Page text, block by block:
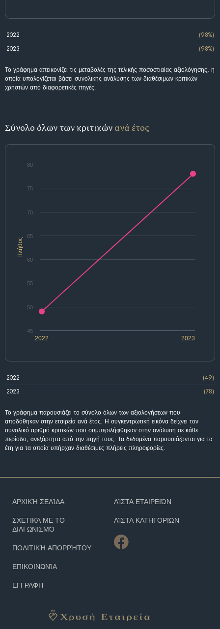
2022
(98%)
2023
(98%)
Το γράφημα απεικονίζει τις μεταβολές της τελικής ποσοστιαίας αξιολόγησης, η
οποία υπολογίζεται βάσει συνολικής ανάλυσης των διαθέσιμων κριτικών
χρηστών από διαφορετικές πηγές.
Σύνολο όλων των κριτικών ανά έτος
Πλήθος
2022 2023
45
50
55
60
65
70
75
80
2022
(49)
2023
(78)
Το γράφημα παρουσιάζει το σύνολο όλων των αξιολογήσεων που
αποδόθηκαν στην εταιρεία ανά έτος. Η συγκεντρωτική εικόνα δείχνει τον
συνολικό αριθμό κριτικών που συμπεριλήφθηκαν στην ανάλυση σε κάθε
περίοδο, ανεξάρτητα από την πηγή τους. Τα δεδομένα παρουσιάζονται για τα
έτη για τα οποία υπήρχαν διαθέσιμες πλήρεις πληροφορίες.
ΑΡΧΙΚΉ ΣΕΛΊΔΑ
ΣΧΕΤΙΚΆ ΜΕ ΤΟ
ΔΙΑΓΩΝΙΣΜΌ
ΠΟΛΙΤΙΚΉ ΑΠΟΡΡΉΤΟΥ
ΕΠΙΚΟΙΝΩΝΊΑ
ΕΓΓΡΑΦΗ
ΛΊΣΤΑ ΕΤΑΙΡΕΙΏΝ
ΛΊΣΤΑ ΚΑΤΗΓΟΡΙΏΝ